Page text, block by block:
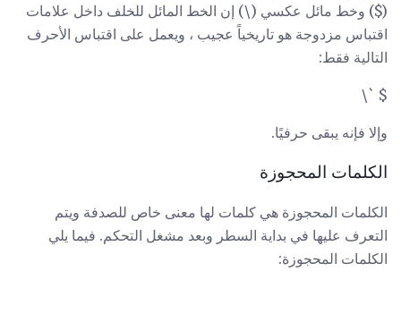
($) وخط مائل عكسي (\) إن الخط المائل للخلف داخل علامات
اقتباس مزدوجة هو تاريخياً عجيب ، ويعمل على اقتباس الأحرف
التالية فقط:
$ `\
وإلا فإنه يبقى حرفيًا.
الكلمات المحجوزة
الكلمات المحجوزة هي كلمات لها معنى خاص للصدفة ويتم
التعرف عليها في بداية السطر وبعد مشغل التحكم. فيما يلي
الكلمات المحجوزة: